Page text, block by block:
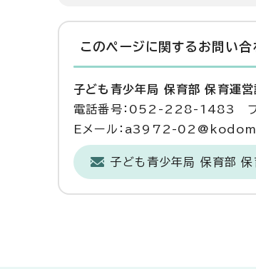
このページに関する お問い合
子ども青少年局 保育部 保育運
電話番号：052-228-1483
Eメール：a3972-
子ども青少年局 保育部